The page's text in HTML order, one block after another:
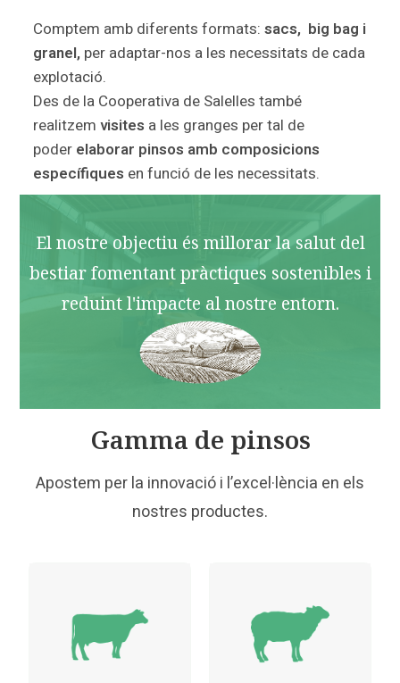
Comptem amb diferents formats:sacs, big bag i
granel, per adaptar-nos a les necessitats de cada
explotació.
Des de la Cooperativa de Salelles també
realitzemvisites a les granges per tal de
poder elaborar pinsos amb composicions
específiques en funció de les necessitats.
El nostre objectiu és millorar la salut del
bestiar fomentant pràctiques sostenibles i
reduint l'impacte al nostre entorn.
Gamma de pinsos
Apostem per la innovació i l’excel·lència en els
nostres productes.